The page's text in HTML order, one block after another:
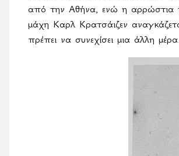
από την Αθήνα, ενώ η αρρώστια
μάχη Καρλ Κρατσάιζεν
πρέπει να συνεχίσει μια άλλη